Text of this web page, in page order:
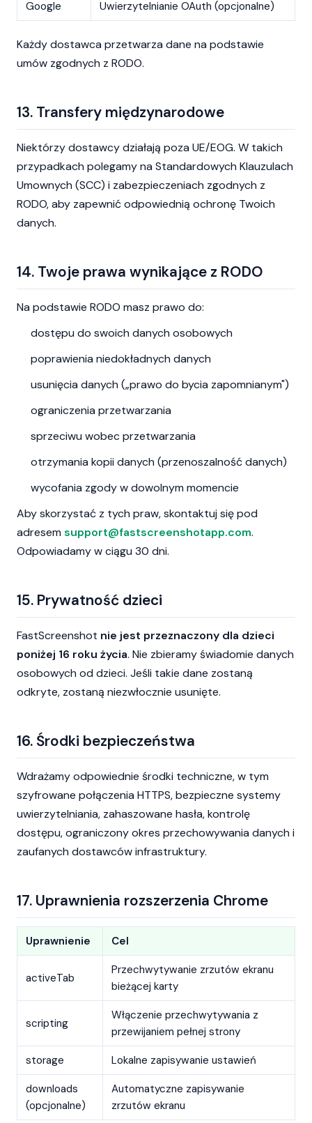
Google Uwierzytelnianie OAuth (opcjonalne)
Każdy dostawca przetwarza dane na podstawie
umów zgodnych z RODO.
13. Transfery międzynarodowe
Niektórzy dostawcy działają poza UE/EOG. W takich
przypadkach polegamy na Standardowych Klauzulach
Umownych (SCC) i zabezpieczeniach zgodnych z
RODO, aby zapewnić odpowiednią ochronę Twoich
danych.
14. Twoje prawa wynikające z RODO
Na podstawie RODO masz prawo do:
dostępu do swoich danych osobowych
poprawienia niedokładnych danych
usunięcia danych („prawo do bycia zapomnianym")
ograniczenia przetwarzania
sprzeciwu wobec przetwarzania
otrzymania kopii danych (przenoszalność danych)
wycofania zgody w dowolnym momencie
Aby skorzystać z tych praw, skontaktuj się pod
adresem support@fastscreenshotapp.com.
Odpowiadamy w ciągu 30 dni.
15. Prywatność dzieci
FastScreenshot nie jest przeznaczony dla dzieci
poniżej 16 roku życia. Nie zbieramy świadomie danych
osobowych od dzieci. Jeśli takie dane zostaną
odkryte, zostaną niezwłocznie usunięte.
16. Środki bezpieczeństwa
Wdrażamy odpowiednie środki techniczne, w tym
szyfrowane połączenia HTTPS, bezpieczne systemy
uwierzytelniania, zahaszowane hasła, kontrolę
dostępu, ograniczony okres przechowywania danych i
zaufanych dostawców infrastruktury.
17. Uprawnienia rozszerzenia Chrome
Uprawnienie Cel
activeTab
Przechwytywanie zrzutów ekranu
bieżącej karty
scripting
Włączenie przechwytywania z
przewijaniem pełnej strony
storage Lokalne zapisywanie ustawień
downloads
(opcjonalne)
Automatyczne zapisywanie
zrzutów ekranu